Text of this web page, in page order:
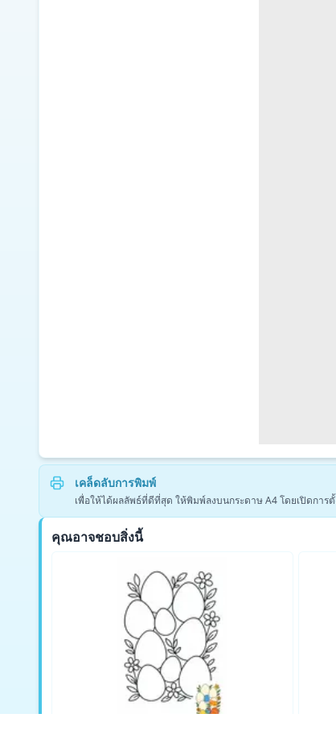
เคล็ดลับการพิมพ์
เพื่อให้ได้ผลลัพธ์ที่ดีที่สุด ให้พิมพ์ลงบนกระดาษ A4 โดยเปิดกา
คุณอาจชอบสิ่งนี้